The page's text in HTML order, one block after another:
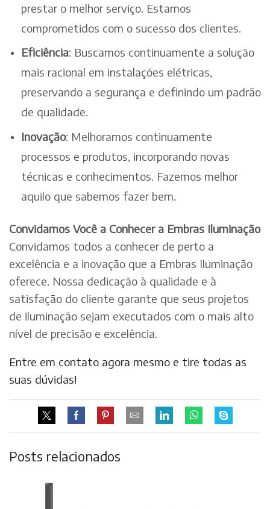
prestar o melhor serviço. Estamos
comprometidos com o sucesso dos clientes.
Eficiência: Buscamos continuamente a solução
mais racional em instalações elétricas,
preservando a segurança e definindo um padrão
de qualidade.
Inovação: Melhoramos continuamente
processos e produtos, incorporando novas
técnicas e conhecimentos. Fazemos melhor
aquilo que sabemos fazer bem.
Convidamos Você a Conhecer a Embras Iluminação
Convidamos todos a conhecer de perto a
excelência e a inovação que a Embras Iluminação
oferece. Nossa dedicação à qualidade e à
satisfação do cliente garante que seus projetos
de iluminação sejam executados com o mais alto
nível de precisão e excelência.
Entre em contato agora mesmo e tire todas as
suas dúvidas!
Posts relacionados